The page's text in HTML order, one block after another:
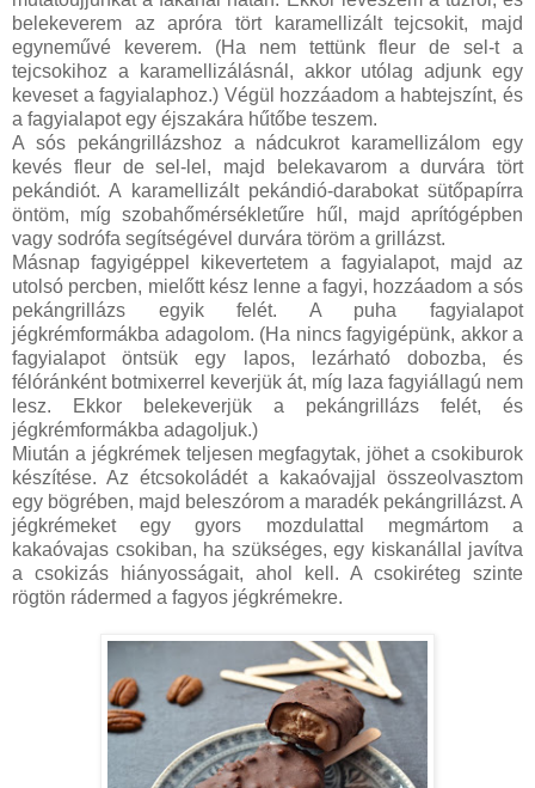
belekeverem az apróra tört karamellizált tejcsokit, majd
egyneművé keverem. (Ha nem tettünk fleur de sel-t a
tejcsokihoz a karamellizálásnál, akkor utólag adjunk egy
keveset a fagyialaphoz.) Végül hozzáadom a habtejszínt, és
a fagyialapot egy éjszakára hűtőbe teszem.
A sós pekángrillázshoz a nádcukrot karamellizálom egy
kevés fleur de sel-lel, majd belekavarom a durvára tört
pekándiót. A karamellizált pekándió-darabokat sütőpapírra
öntöm, míg szobahőmérsékletűre hűl, majd aprítógépben
vagy sodrófa segítségével durvára töröm a grillázst.
Másnap fagyigéppel kikevertetem a fagyialapot, majd az
utolsó percben, mielőtt kész lenne a fagyi, hozzáadom a sós
pekángrillázs egyik felét. A puha fagyialapot
jégkrémformákba adagolom. (Ha nincs fagyigépünk, akkor a
fagyialapot öntsük egy lapos, lezárható dobozba, és
félóránként botmixerrel keverjük át, míg laza fagyiállagú nem
lesz. Ekkor belekeverjük a pekángrillázs felét, és
jégkrémformákba adagoljuk.)
Miután a jégkrémek teljesen megfagytak, jöhet a csokiburok
készítése. Az étcsokoládét a kakaóvajjal összeolvasztom
egy bögrében, majd beleszórom a maradék pekángrillázst. A
jégkrémeket egy gyors mozdulattal megmártom a
kakaóvajas csokiban, ha szükséges, egy kiskanállal javítva
a csokizás hiányosságait, ahol kell. A csokiréteg szinte
rögtön rádermed a fagyos jégkrémekre.